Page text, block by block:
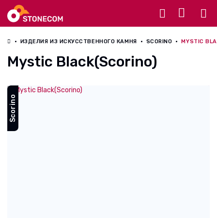
ИЗДЕЛИЯ ИЗ ИСКУССТВЕННОГО КАМНЯ SCORINO MYSTIC
Mystic Black(Scorino)
Scorino